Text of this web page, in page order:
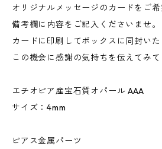
オリジナルメッセージのカードをご希
備考欄に内容をご記入くださいませ。
カードに印刷してボックスに同封いた
この機会に感謝の気持ちを伝えてみて
エチオピア産宝石質オパール AAA
サイズ：4mm
ピアス金属パーツ